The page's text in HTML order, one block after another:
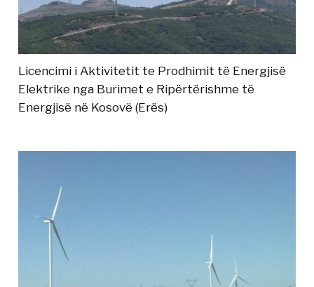
Licencimi i Aktivitetit te Prodhimit të Energjisë
Elektrike nga Burimet e Ripërtërishme të
Energjisë në Kosovë (Erës)